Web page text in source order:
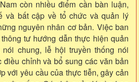
còn nhiều điểm cần bàn luận,
và bất cập về tổ chức và quản lý
nguyên nhân cơ bản. Việc ban
tư hướng dẫn thực hiện quản
chung, lễ hội truyền thống nói
điều chỉnh và bổ sung các văn bản
với yêu cầu của thực tiễn, gây cản